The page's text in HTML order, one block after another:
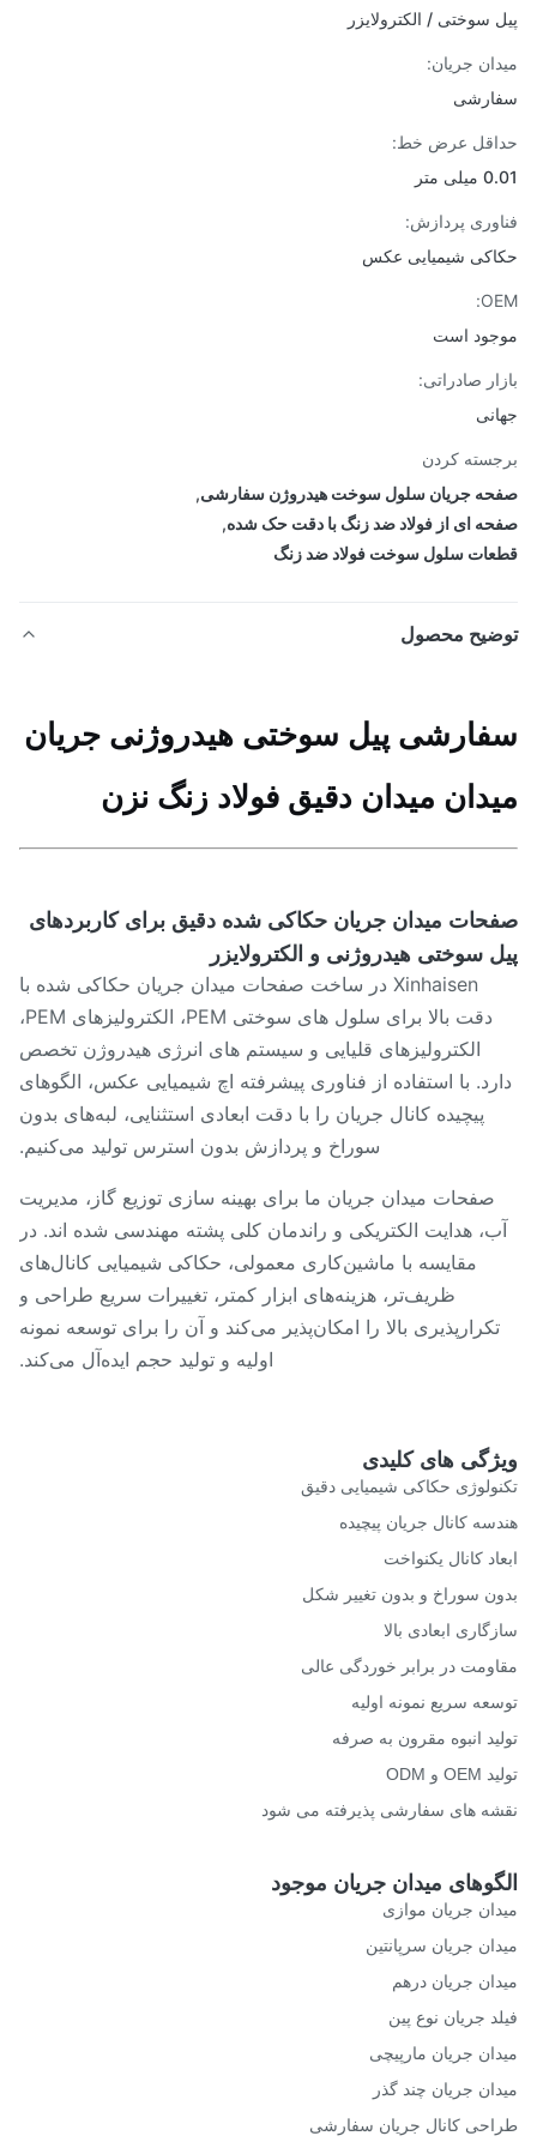
سوختی / الکترولایزر
جریان:
عرض خط:
پردازش:
شیمیایی عکس
است
صادراتی:
کردن
جریان سلول سوخت هیدروژن سفارشی,
ای از فولاد ضد زنگ با دقت حک شده,
سلول سوخت فولاد ضد زنگ
محصول
پیل سوختی هیدروژنی جریان
میدان دقیق فولاد زنگ نزن
میدان جریان حکاکی شده دقیق برای کاربردهای
سوختی هیدروژنی و الکترولایزر
Xinhaisen در ساخت صفحات میدان جریان حکاکی شده با
دقت بالا برای سلول های سوختی PEM، الکترولیزهای PEM،
الکترولیزهای قلیایی و سیستم های انرژی هیدروژن تخصص
با استفاده از فناوری پیشرفته اچ شیمیایی عکس، الگوهای
پیچیده کانال جریان را با دقت ابعادی استثنایی، لبه‌های بدون
سوراخ و پردازش بدون استرس تولید می‌کنیم.
صفحات میدان جریان ما برای بهینه سازی توزیع گاز، مدیریت
هدایت الکتریکی و راندمان کلی پشته مهندسی شده اند. در
مقایسه با ماشین‌کاری معمولی، حکاکی شیمیایی کانال‌های
ظریف‌تر، هزینه‌های ابزار کمتر، تغییرات سریع طراحی و
تکرارپذیری بالا را امکان‌پذیر می‌کند و آن را برای توسعه نمونه
اولیه و تولید حجم ایده‌آل می‌کند.
های کلیدی
حکاکی شیمیایی دقیق
کانال جریان پیچیده
کانال یکنواخت
سوراخ و بدون تغییر شکل
ابعادی بالا
در برابر خوردگی عالی
سریع نمونه اولیه
انبوه مقرون به صرفه
های سفارشی پذیرفته می شود
میدان جریان موجود
جریان موازی
جریان سرپانتین
جریان درهم
جریان نوع پین
جریان مارپیچی
جریان چند گذر
کانال جریان سفارشی